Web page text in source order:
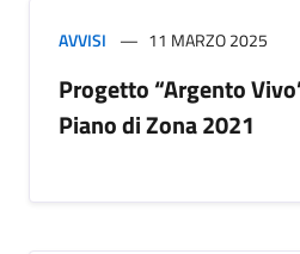
AVVISI 11 MARZO 2025
Progetto “Argento
Piano di Zona 2021